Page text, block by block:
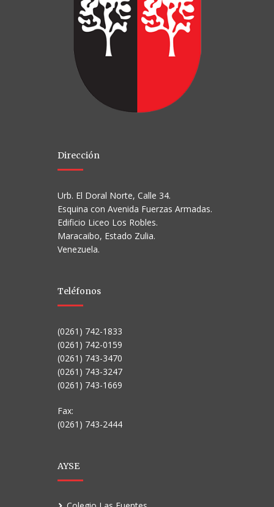
Dirección
Urb. El Doral Norte, Calle 34.
Esquina con Avenida Fuerzas Armadas.
Edificio Liceo Los Robles.
Maracaibo, Estado Zulia.
Venezuela.
Teléfonos
(0261) 742-1833
(0261) 742-0159
(0261) 743-3470
(0261) 743-3247
(0261) 743-1669
Fax:
(0261) 743-2444
AYSE